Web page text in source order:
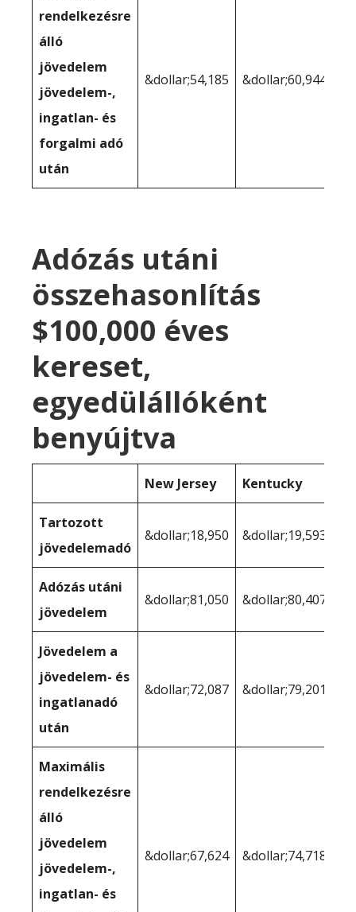
rendelkezésre
álló
jövedelem
jövedelem-,
ingatlan- és
forgalmi adó
után
&dollar;54,185 &dollar;60,944
Adózás utáni
összehasonlítás
$100,000 éves
kereset,
egyedülállóként
benyújtva
New Jersey Kentucky
Tartozott
jövedelemadó
&dollar;18,950 &dollar;19,593
Adózás utáni
jövedelem
&dollar;81,050 &dollar;80,407
Jövedelem a
jövedelem- és
ingatlanadó
után
&dollar;72,087 &dollar;79,201
Maximális
rendelkezésre
álló
jövedelem
jövedelem-,
ingatlan- és
&dollar;67,624 &dollar;74,718